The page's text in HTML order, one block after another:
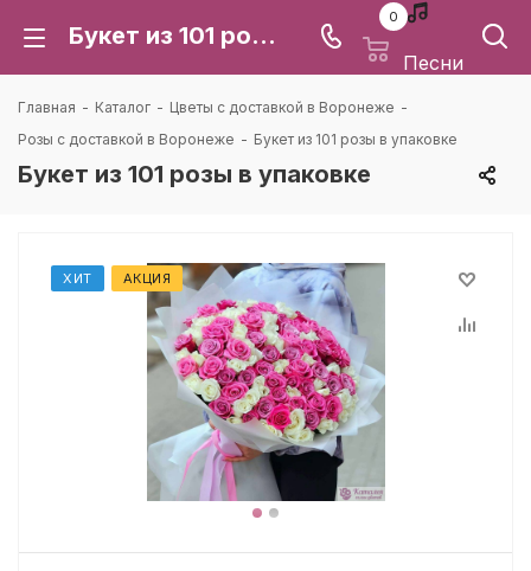
Букет из 101 розы в упаковке: цена и доставка в Воронеже | Каталея
0
Песни
Главная - Каталог - Цветы с доставкой в Воронеже -
Розы с доставкой в Воронеже - Букет из 101 розы в упаковке
Букет из 101 розы в упаковке
ХИТ АКЦИЯ